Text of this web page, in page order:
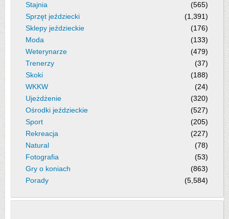
Stajnia
(565)
Sprzęt jeździecki
(1,391)
Sklepy jeździeckie
(176)
Moda
(133)
Weterynarze
(479)
Trenerzy
(37)
Skoki
(188)
WKKW
(24)
Ujeżdżenie
(320)
Ośrodki jeździeckie
(527)
Sport
(205)
Rekreacja
(227)
Natural
(78)
Fotografia
(53)
Gry o koniach
(863)
Porady
(5,584)